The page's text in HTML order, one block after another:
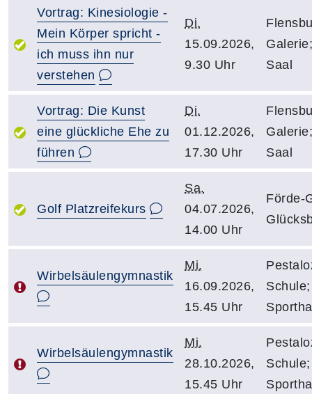
Vortrag: Kinesiologie -
Mein Körper spricht -
ich muss ihn nur
verstehen
Di.
15.09.2026,
9.30 Uhr
Saal
Vortrag: Die Kunst
eine glückliche Ehe zu
führen
Di.
01.12.2026,
17.30 Uhr
Saal
Golf Platzreifekurs
Sa.
04.07.2026,
14.00 Uhr
Förde-
Wirbelsäulengymnastik
Mi.
16.09.2026,
15.45 Uhr
Schule;
Wirbelsäulengymnastik
Mi.
28.10.2026,
15.45 Uhr
Schule;